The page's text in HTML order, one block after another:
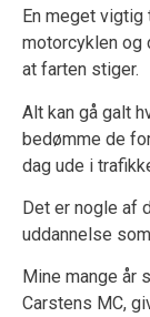
En meget
motorcyklen
at farten stiger.
Alt kan gå galt
bedømme de
dag ude i
Det er nogle af
uddannelse
Mine mange år
Carstens MC,